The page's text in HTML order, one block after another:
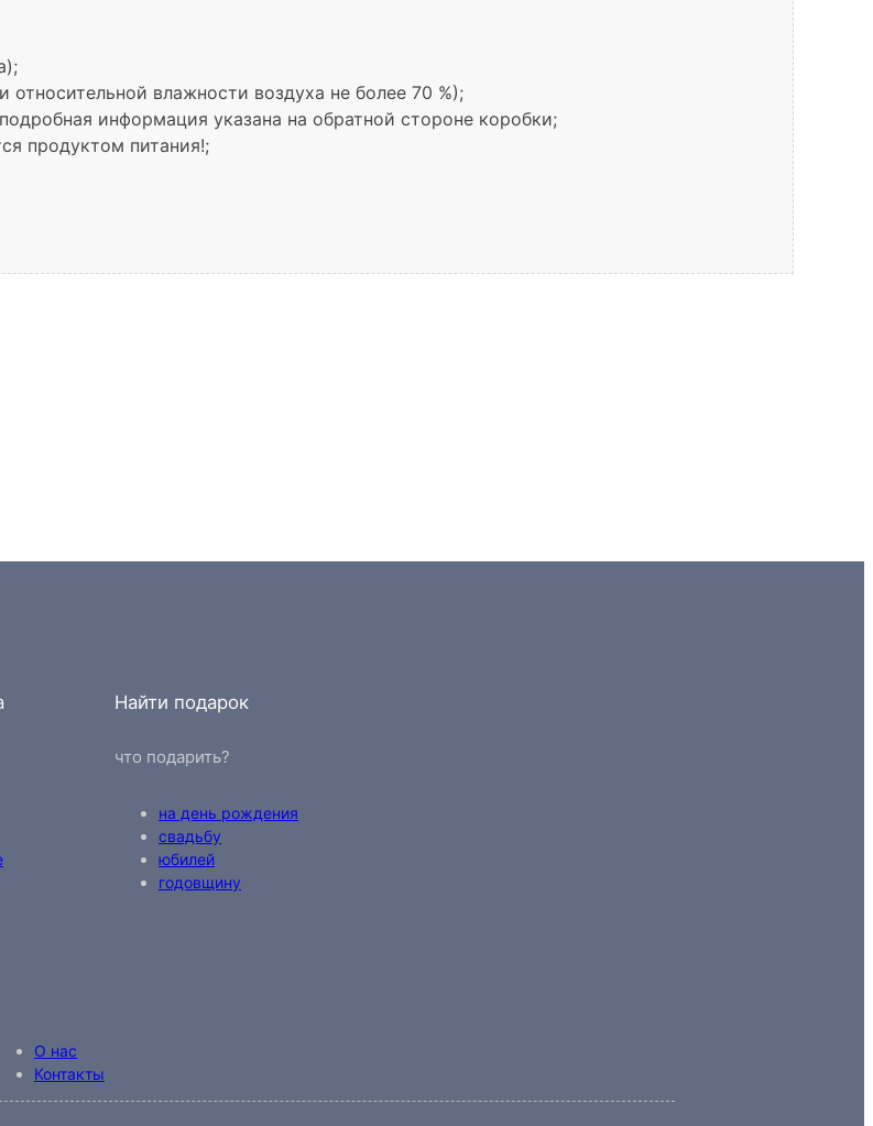
влажности воздуха не более 70 %);
информация указана на обратной стороне коробки;
продуктом питания!;
Найти подарок
что подарить?
на день рождения
свадьбу
юбилей
годовщину
О нас
Контакты